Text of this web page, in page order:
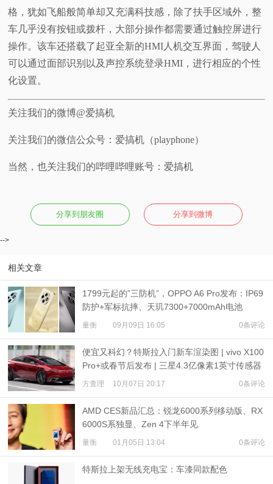
格，犹如飞船般简单却又充满科技感，除了扶手区域外，整
车几乎没有按钮或拨杆，大部分操作都需要通过触控屏进行
操作。该车还搭载了起亚全新的HMI人机交互界面，驾驶人
可以通过面部识别以及声控系统登录HMI，进行相应的个性
化设置。
关注我们的微博@爱搞机
关注我们的微信公众号：爱搞机（playphone）
当然，也关注我们的哔哩哔哩账号：爱搞机
分享到朋友圈 分享到微博
-->
相关文章
1799元起的”三防机”，OPPO A6 Pro发布：IP69
防护+军标抗摔、天玑7300+7000mAh电池
量衡 09月09日 16:05 0条评论
便宜又科幻？特斯拉入门新车渲染图 | vivo X100
Pro+或春节后发布 | 三星4.3亿像素1英寸传感器
爆料
方查理 10月07日 20:17 0条评论
AMD CES新品汇总：锐龙6000系列移动版、RX
6000S系独显、Zen 4下半年见
量衡 01月05日 13:04 0条评论
特斯拉上架无线充电宝：车漆同款配色